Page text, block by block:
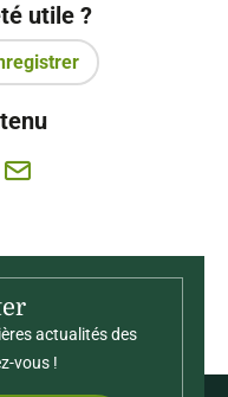
utile ?
(nouvelle fenêtre)
X / Twitter (nouvelle
sur WhatsApp
Partager par mail
actualités des
vous !